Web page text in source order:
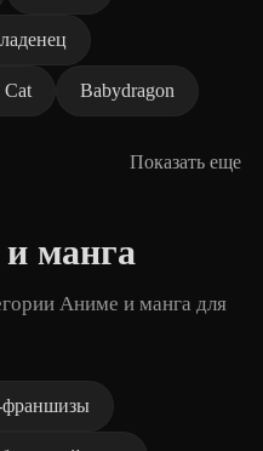
Cat Babydragon
Показать еще
манга
Аниме и манга для